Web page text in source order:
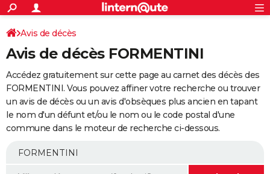
ACTUALITÉS
Politique
Société
Faits Divers
Education
Monde
Villes
+
SPORT
Coupe du monde 2026
Football
Tennis
Cyclisme
Rugby
Forum
Programme TV
TNT
Streaming
Cinéma
Sorties cinéma
Musique
+
FINANCE
Impôts
Immobilier
Risques naturels par ville
Banque
Assurance
Crédit
AUTO
Essais
Réserver un essai
Citadines
Berlines
SUV
Forum auto
+
Mobiles
Meilleur smartphone
Internet
Ordinateurs
Jeux vidéo
Guide high-tech
Avis de décès
Avis de décès FORMENTINI
Accédez gratuitement sur cette page au carnet des décès des
FORMENTINI. Vous pouvez affiner votre recherche ou trouver
un avis de décès ou un avis d'obsèques plus ancien en tapant
le nom d'un défunt et/ou le nom ou le code postal d'une
commune dans le moteur de recherche ci-dessous.